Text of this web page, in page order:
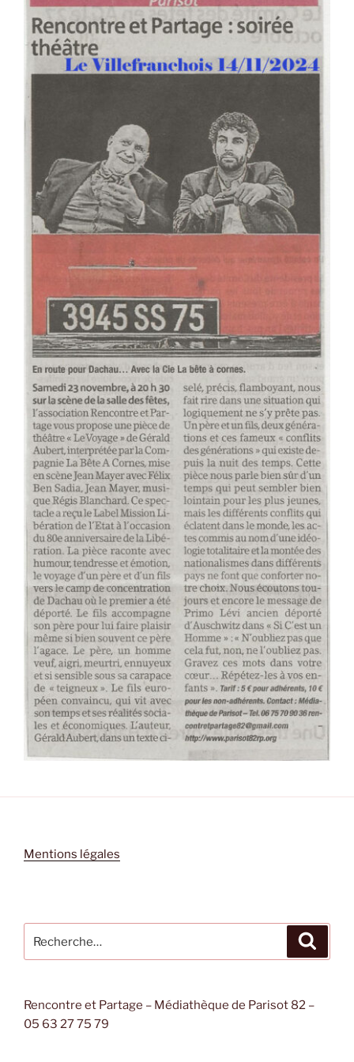
Mentions légales
pour
Rencontre et Partage – Médiathèque de Parisot 82 –
05 63 27 75 79